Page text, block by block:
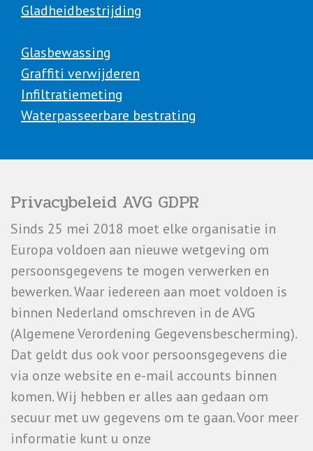
Gladheidbestrijding
Glasbewassing
Graffiti verwijderen
Infiltratiemeting
Waterpasseerbare bestrating
Privacybeleid AVG GDPR
Sinds 25 mei 2018 moet elke organisatie in
Europa voldoen aan nieuwe wetgeving om
persoonsgegevens te mogen verwerken en
bewerken. Waar iedereen aan moet voldoen is
binnen Nederland omschreven in de AVG
(Algemene Verordening Gegevensbescherming).
Dat geldt dus ook voor persoonsgegevens die
via onze website en e-mail accounts binnen
komen. Wij hebben er alles aan gedaan om
secuur met uw gegevens om te gaan. Voor meer
informatie kunt u onze